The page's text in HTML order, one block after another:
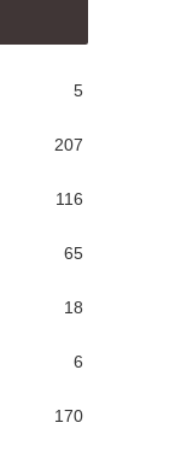
5
207
116
65
18
6
170